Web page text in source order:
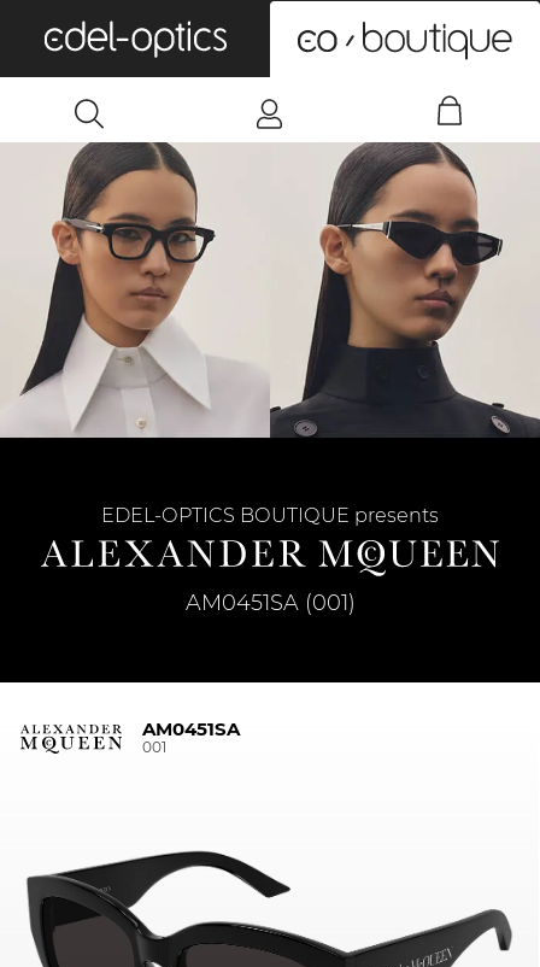
AM0451SA (001)
EDEL-OPTICS BOUTIQUE presents
AM0451SA
001